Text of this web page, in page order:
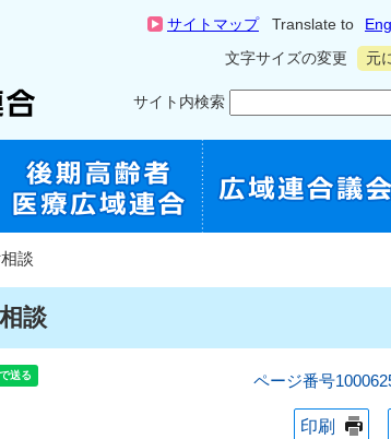
サイトマップ Translate to
文字サイズの変更
元
サイト内検索
談
談
ページ番号
印刷